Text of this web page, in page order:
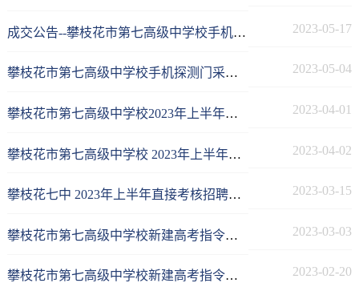
成交公告--攀枝花市第七高级中学校手机探测门采购项目 2023-05-17
攀枝花市第七高级中学校手机探测门采购项目竞争性磋商采购公告 2023-05-04
​攀枝花市第七高级中学校2023年上半年教师招聘考核时间及地点等公告 2023-04-01
攀枝花市第七高级中学校 2023年上半年教师招聘考核时间及地点等公告 2023-04-02
攀枝花七中 2023年上半年直接考核招聘教师公告 2023-03-15
攀枝花市第七高级中学校新建高考指令、外语听力播放系统采购项目成交公告 2023-03-03
攀枝花市第七高级中学校新建高考指令、外语听力播放系统采购项目竞争性磋商采购公告 2023-02-20